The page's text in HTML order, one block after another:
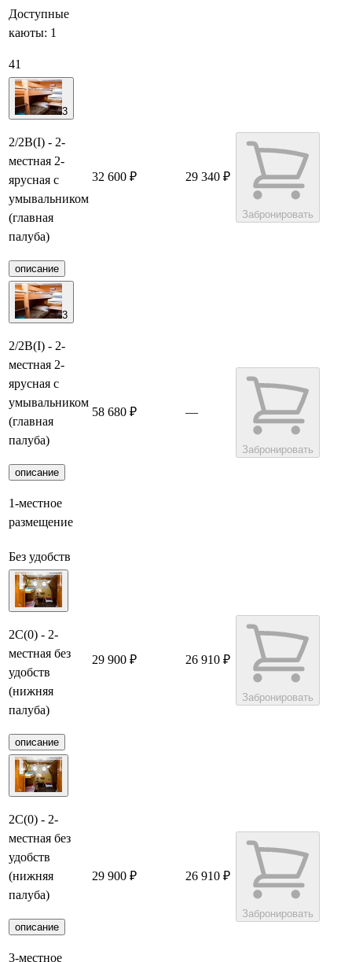
Доступные
каюты: 1
41
3
2/2В(I) - 2-
местная 2-
ярусная с
умывальником
(главная
палуба)
описание
32 600 ₽ 29 340 ₽
Забронировать
3
2/2В(I) - 2-
местная 2-
ярусная с
умывальником
(главная
палуба)
описание
1-местное
размещение
58 680 ₽ —
Забронировать
Без удобств
2С(0) - 2-
местная без
удобств
(нижняя
палуба)
описание
29 900 ₽ 26 910 ₽
Забронировать
2С(0) - 2-
местная без
удобств
(нижняя
палуба)
описание
3-местное
29 900 ₽ 26 910 ₽
Забронировать